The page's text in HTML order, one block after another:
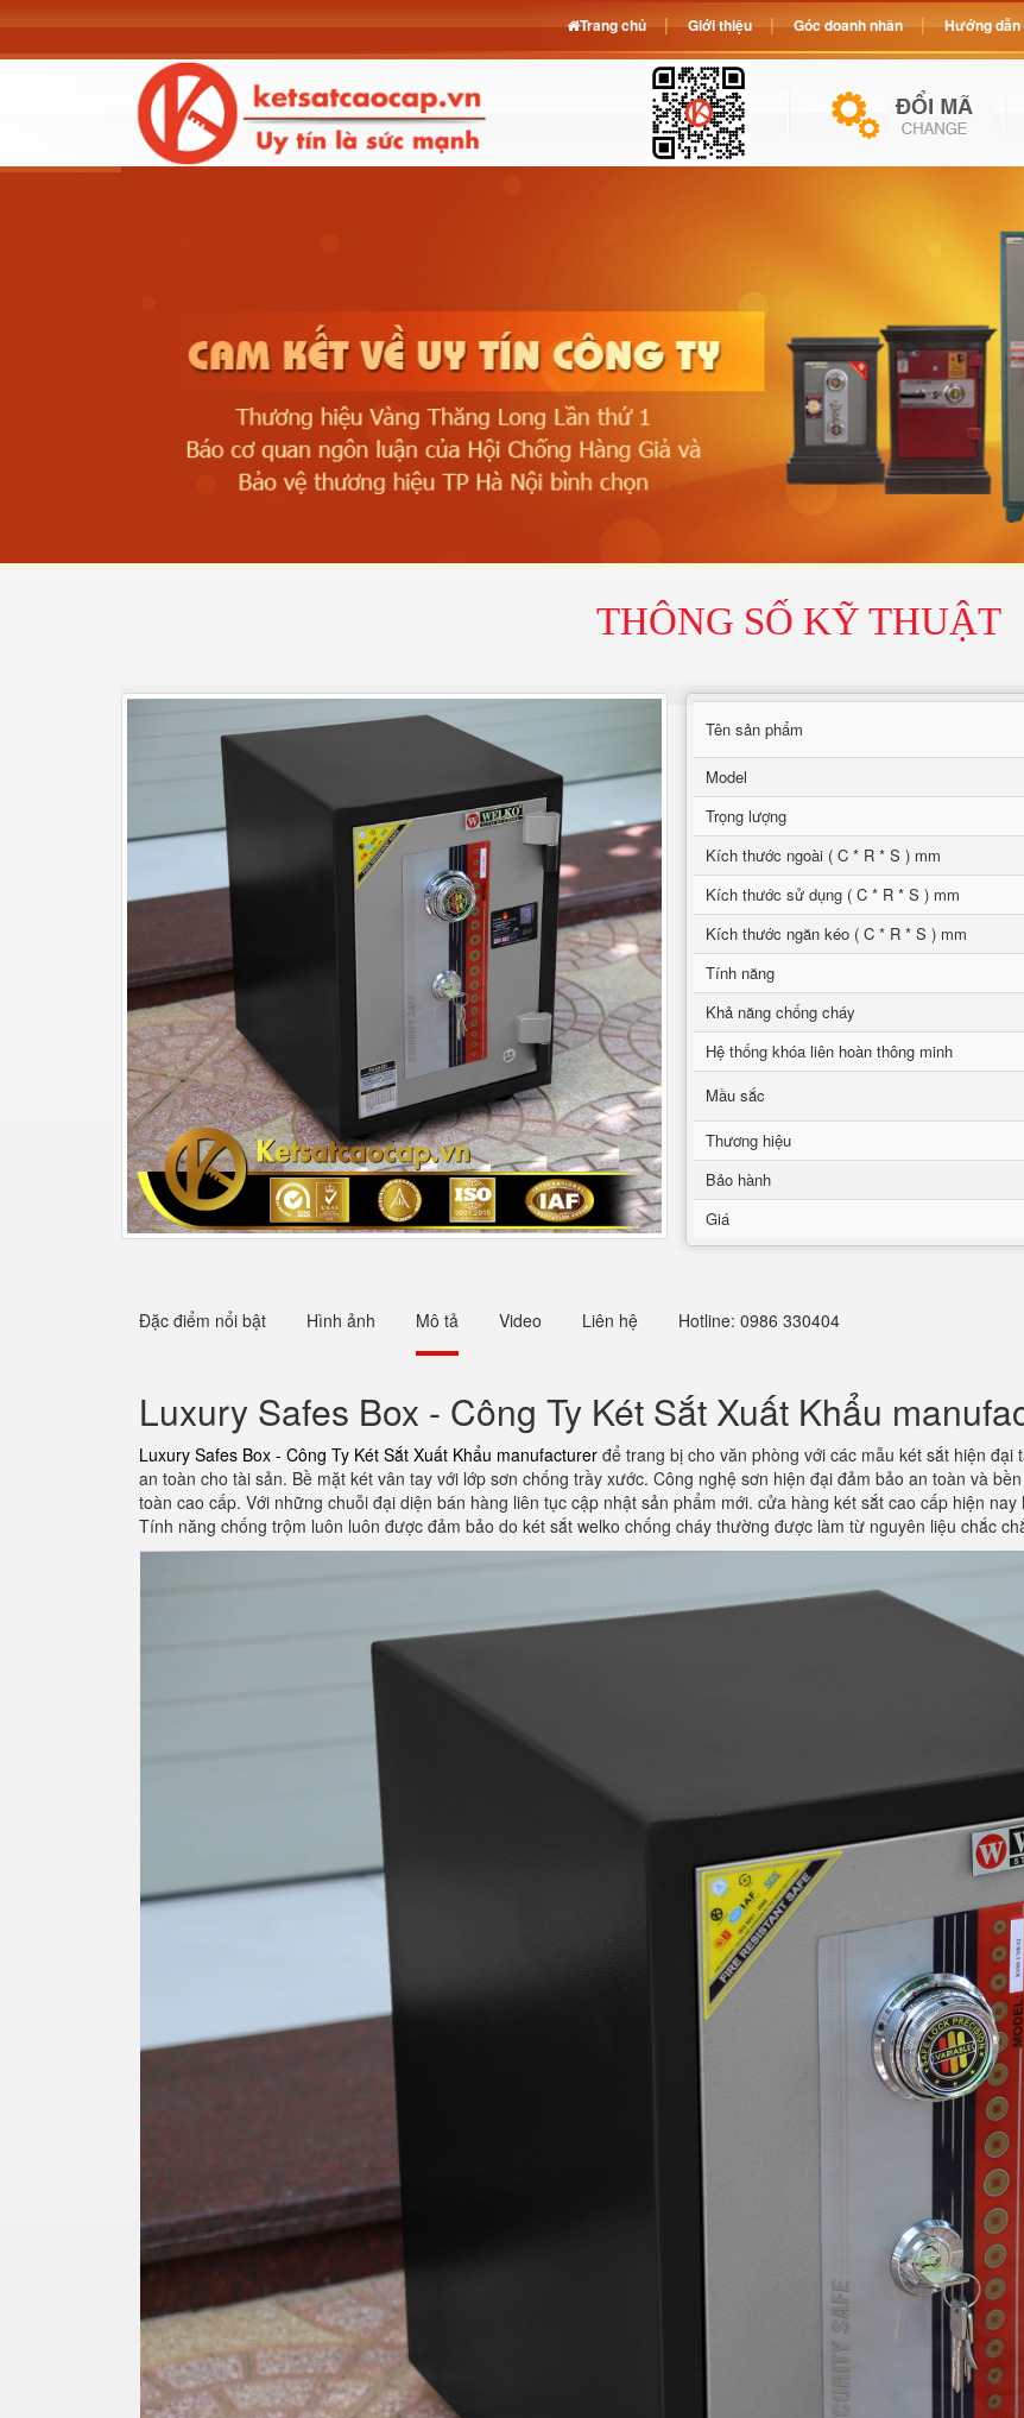
THÔNG SỐ KỸ THUẬT
Tên sản phẩm
Model
Trọng lượng
Kích thước ngoài ( C * R * S ) mm
Kích thước sử dụng ( C * R * S ) mm
Kích thước ngăn kéo ( C * R * S ) mm
Tính năng
Khả năng chống cháy
Hệ thống khóa liên hoàn thông minh
Mầu sắc
Thương hiệu
Bảo hành
Giá
Đặc điểm nổi bật Hình ảnh Mô tả Video Liên hệ Hotline: 0986 330404
Luxury Safes Box - Công Ty Két Sắt Xuất Khẩu
Luxury Safes Box - Công Ty Két Sắt Xuất Khẩu manufacturer để trang bị cho văn phòng với các mẫu két sắt hiện
an toàn cho tài sản. Bề mặt két vân tay với lớp sơn chống trầy xước. Công nghệ sơn hiện đại đảm bảo an toàn và
toàn cao cấp. Với những chuỗi đại diện bán hàng liên tục cập nhật sản phẩm mới. cửa hàng két sắt cao cấp hiện
Tính năng chống trộm luôn luôn được đảm bảo do két sắt welko chống cháy thường được làm từ nguyên liệu chắc
Trang chủ Giới thiệu Góc doanh nhân Hướng